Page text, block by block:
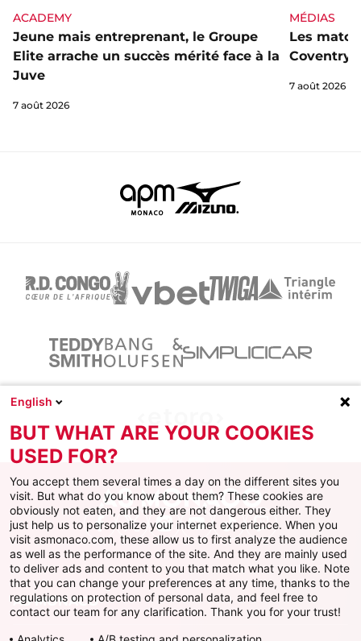
ACADEMY
Jeune mais entreprenant, le Groupe
Elite arrache un succès mérité face à la
Juve
7 août 2026
MÉDIAS
Les
Coventry
7 août 2026
Facebook
X Instagram
YoutubeTikTokTwitch
AS MONACO
English
BUT WHAT ARE YOUR COOKIES
USED FOR?
You accept them several times a day on the different sites you
visit. But what do you know about them? These cookies are
obviously not eaten, and they are not dangerous either. They
just help us to personalize your internet experience. When you
visit asmonaco.com, these allow us to first analyze the audience
as well as the performance of the site. And they are mainly used
to deliver ads and content to you that match what you like. Note
that you can change your preferences at any time, thanks to the
regulations on protection of personal data, and feel free to
contact our team for any clarification. Thank you for your trust!